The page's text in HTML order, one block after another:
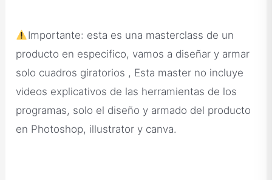
Importante: esta es una masterclass de un
producto en especifico, vamos a diseñar y armar
solo cuadros giratorios , Esta master no incluye
videos explicativos de las herramientas de los
programas, solo el diseño y armado del producto
en Photoshop, illustrator y canva.